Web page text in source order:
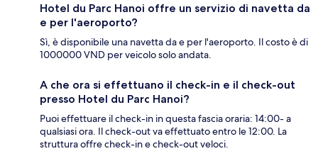
Hotel du Parc Hanoi offre un servizio di navetta da
e per l'aeroporto?
Sì, è disponibile una navetta da e per l'aeroporto. Il costo è di
1000000 VND per veicolo solo andata.
A che ora si effettuano il check-in e il check-out
presso Hotel du Parc Hanoi?
Puoi effettuare il check-in in questa fascia oraria: 14:00- a
qualsiasi ora. Il check-out va effettuato entro le 12:00. La
struttura offre check-in e check-out veloci.